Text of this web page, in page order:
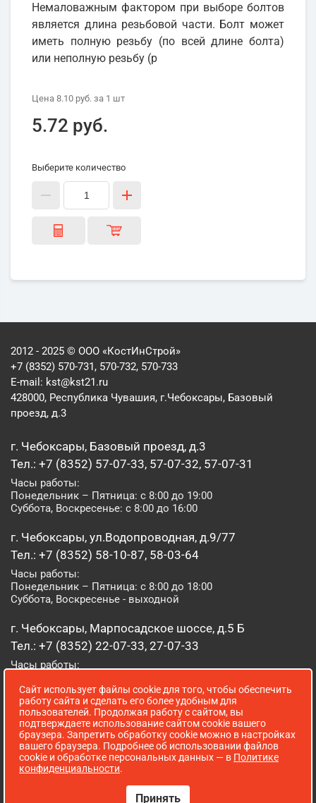
Немаловажным фактором при выборе болтов
является длина резьбовой части. Болт может
иметь полную резьбу (по всей длине болта)
или неполную резьбу (р
Цена 8.10 руб. за 1 шт
5.72 руб.
Выберите количество
2012 - 2025 © ООО «КостИнСтрой»
+7 (8352) 570-731, 570-732, 570-733
E-mail: kst@kst21.ru
428000, Республика Чувашия, г.Чебоксары, Базовый
проезд, д.3
г. Чебоксары, Базовый проезд, д.3
Тел.: +7 (8352) 57-07-33, 57-07-32, 57-07-31
Часы работы:
Понедельник – Пятница: с 8:00 до 19:00
Суббота, Воскресенье: с 8:00 до 16:00
г. Чебоксары, ул.Водопроводная, д.9/77
Тел.: +7 (8352) 58-10-87, 58-03-64
Часы работы:
Понедельник – Пятница: с 8:00 до 18:00
Суббота, Воскресенье - выходной
г. Чебоксары, Марпосадское шоссе, д.5 Б
Тел.: +7 (8352) 22-07-33, 27-07-33
Часы работы:
Суббота, Воскресенье: с 8:00 до 16:00
г. Йошкар-Ола, ул. Луначарского, д. 52 А
Тел.: (8362) 41-07-31
Часы работы:
Понедельник – Пятница: с 8:00 до 18:00
Сайт использует файлы cookie для того, чтобы обеспечить
работу сайта и сделать его более удобным для
пользователей. Продолжая работу с сайтом, вы
подтверждаете использование сайтом cookie вашего
браузера. Запретить обработку cookie можно в настройках
вашего браузера. Подробнее об использовании файлов
cookie и обработке персональных данных — в Политике
конфиденциальности.
Принять